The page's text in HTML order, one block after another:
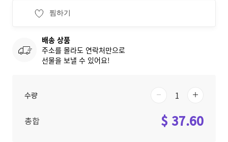
찜하기
배송 상품
주소를 몰라도 연락처만으로
선물을 보낼 수 있어요!
수량
총합 $ 37.60